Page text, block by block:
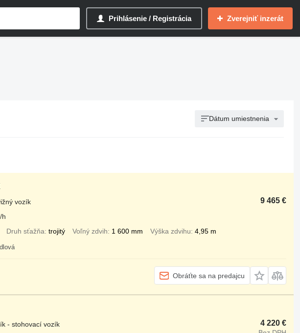
Prihlásenie / Registrácia Zverejniť inzerát
Dátum umiestnenia
9 465 €
vozík
h
Druh sťažňa trojitý Voľný zdvih 1 600 mm Výška zdvihu 4,95 m
Obráťte sa na predajcu
4 220 €
- stohovací vozík